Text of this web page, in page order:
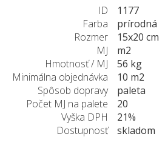
ID
1177
Farba
prírodná
Rozmer
15x20 cm
MJ
m2
Hmotnosť / MJ
56 kg
Minimálna objednávka
10 m2
Spôsob dopravy
paleta
Počet MJ na palete
20
Vyška DPH
21%
Dostupnosť
skladom